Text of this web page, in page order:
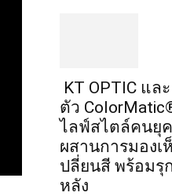
KT OPTIC แล
ตัว
ไลฟ์สไตล์คนยุ
ผสานการมอง
ปลี่ยนสี พร้อมรุ
หลัง